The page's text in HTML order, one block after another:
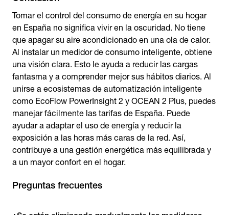
Tomar el control del consumo de energía en su hogar
en España no significa vivir en la oscuridad. No tiene
que apagar su aire acondicionado en una ola de calor.
Al instalar un medidor de consumo inteligente, obtiene
una visión clara. Esto le ayuda a reducir las cargas
fantasma y a comprender mejor sus hábitos diarios. Al
unirse a ecosistemas de automatización inteligente
como EcoFlow PowerInsight 2 y OCEAN 2 Plus, puedes
manejar fácilmente las tarifas de España. Puede
ayudar a adaptar el uso de energía y reducir la
exposición a las horas más caras de la red. Así,
contribuye a una gestión energética más equilibrada y
a un mayor confort en el hogar.
Preguntas frecuentes